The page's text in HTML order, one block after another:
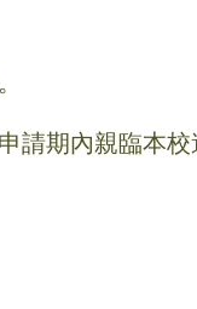
請期內親臨本校